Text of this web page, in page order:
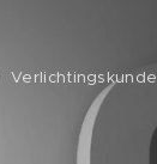
Verlichtingskunde